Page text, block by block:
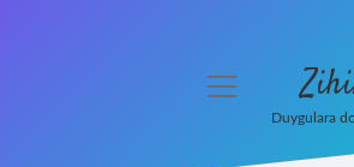
menüyü
Duygulara